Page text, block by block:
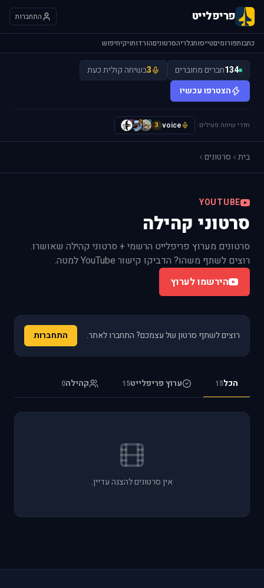
פריפלייט התחברות
כתבותפורומיםטייסותגלריהסרטוניםהורדותויקיחיפוש
134חברים מחוברים 3בשיחה קולית כעת
הצטרפו עכשיו
חדרי שיחה פעילים: voice
3
H
L
y
בית סרטונים
YOUTUBE
סרטוני קהילה
סרטונים מערוץ פריפלייט הרשמי + סרטוני קהילה שאושרו.
רוצים לשתף משהו? הדביקו קישור YouTube למטה.
הירשמו לערוץ
רוצים לשתף סרטון של עצמכם? התחברו לאתר. התחברות
הכל15 ערוץ פריפלייט15 קהילה0
אין סרטונים להצגה עדיין.